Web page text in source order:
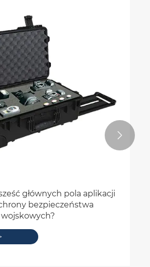
23
2023
Niezbędne pudełko bezpieczeństwa
>>
